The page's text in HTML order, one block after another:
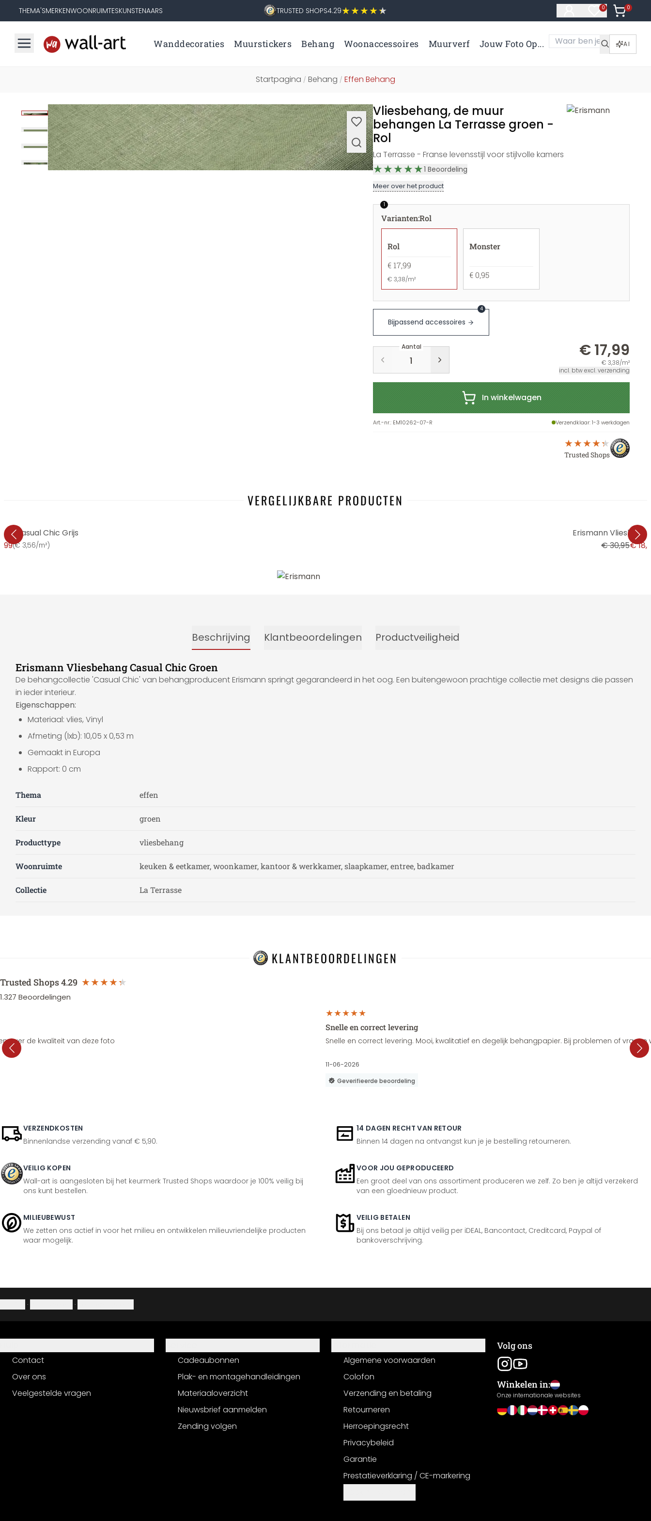
THEMA'SMERKENWOONRUIMTESKUNSTENAARS TRUSTED SHOPS4.29 0
Artikelen in
0
Artikelen
Wanddecoraties Muurstickers Behang Woonaccessoires Muurverf Jouw Foto Op... AI
Startpagina / Behang / Effen Behang
Vliesbehang, de muur
behangen La Terrasse groen -
Rol
La Terrasse - Franse levensstijl voor stijlvolle kamers
1 Beoordeling
Meer over het product
1
Varianten:Rol
Rol
€ 17,99
€ 3,38/m²
Monster
€ 0,95
Bijpassend accessoires
4
Aantal € 17,99
€ 3,38/m²
incl. btw excl. verzending
In winkelwagen
Art.-nr.: EM10262-07-R Verzendklaar: 1-3 werkdagen
Trusted Shops
VERGELIJKBARE PRODUCTEN
Casual Chic Grijs
(€ 3,56/m²)
Erismann
€ 30,95€
Beschrijving Klantbeoordelingen Productveiligheid
Erismann Vliesbehang Casual Chic Groen
De behangcollectie 'Casual Chic' van behangproducent Erismann springt gegarandeerd in het oog. Een buitengewoon prachtige collectie met designs die passen
in ieder interieur.
Eigenschappen:
Materiaal: vlies, Vinyl
Afmeting (lxb): 10,05 x 0,53 m
Gemaakt in Europa
Rapport: 0 cm
Thema effen
Kleur groen
Producttype vliesbehang
Woonruimte keuken & eetkamer, woonkamer, kantoor & werkkamer, slaapkamer, entree, badkamer
Collectie La Terrasse
KLANTBEOORDELINGEN
Trusted Shops4.29
1.327 Beoordelingen
over de kwaliteit van deze foto
Snelle en correct levering
Snelle en correct levering. Mooi, kwalitatief en degelijk behangpapier. Bij problemen of
11-06-2026
Geverifieerde beoordeling
VERZENDKOSTEN
Binnenlandse verzending vanaf € 5,90.
14 DAGEN RECHT VAN RETOUR
Binnen 14 dagen na ontvangst kun je je bestelling retourneren.
VEILIG KOPEN
Wall-art is aangesloten bij het keurmerk Trusted Shops waardoor je 100% veilig bij
ons kunt bestellen.
VOOR JOU GEPRODUCEERD
Een groot deel van ons assortiment produceren we zelf. Zo ben je altijd verzekerd
van een gloednieuw product.
MILIEUBEWUST
We zetten ons actief in voor het milieu en ontwikkelen milieuvriendelijke producten
waar mogelijk.
VEILIG BETALEN
Bij ons betaal je altijd veilig per iDEAL, Bancontact, Creditcard, Paypal of
bankoverschrijving.
· ·
Contact
Over ons
Veelgestelde vragen
Cadeaubonnen
Plak- en montagehandleidingen
Materiaaloverzicht
Nieuwsbrief aanmelden
Zending volgen
Algemene voorwaarden
Colofon
Verzending en betaling
Retourneren
Herroepingsrecht
Privacybeleid
Garantie
Prestatieverklaring / CE-markering
Volg ons
Winkelen in:
Onze internationale websites